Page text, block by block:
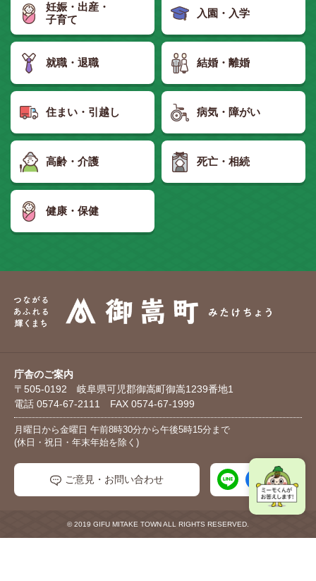
妊娠・出産・
子育て
入園・入学
就職・退職 結婚・離婚
住まい・引越し 病気・障がい
高齢・介護 死亡・相続
健康・保健
庁舎のご案内
〒505-0192 岐阜県可児郡御嵩町御嵩1239番地1
電話 0574-67-2111 FAX 0574-67-1999
月曜日から金曜日 午前8時30分から午後5時15分まで
(休日・祝日・年末年始を除く)
ご意見・お問い合わせ
© 2019 GIFU MITAKE TOWN ALL RIGHTS RESERVED.